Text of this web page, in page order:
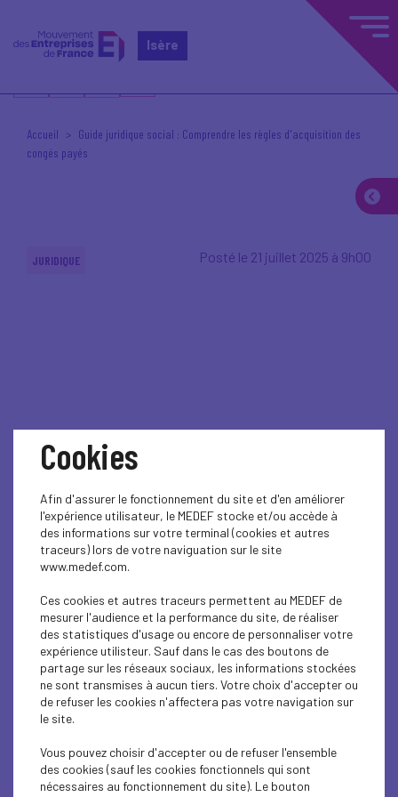
Isère
Accueil
Guide juridique social : Comprendre les règles d'acquisition des
congés payés
JURIDIQUE Posté le 21 juillet 2025 à 9h00
Guide juridique social :
Comprendre les règles
d'acquisition des
congés payés
GUIDE JURIDIQUE SOCIAL : « Un an après la réforme issue
de la loi du 22/04/2024 : Comprendre les règles
d'acquisition des congés payés. »
Cookies
Afin d'assurer le fonctionnement du site et d'en améliorer
l'expérience utilisateur, le MEDEF stocke et/ou accède à
des informations sur votre terminal (cookies et autres
traceurs) lors de votre naviguation sur le site
www.medef.com.
Ces cookies et autres traceurs permettent au MEDEF de
mesurer l'audience et la performance du site, de réaliser
des statistiques d'usage ou encore de personnaliser votre
expérience utilisteur. Sauf dans le cas des boutons de
partage sur les réseaux sociaux, les informations stockées
ne sont transmises à aucun tiers. Votre choix d'accepter ou
de refuser les cookies n'affectera pas votre navigation sur
le site.
Vous pouvez choisir d'accepter ou de refuser l'ensemble
des cookies (sauf les cookies fonctionnels qui sont
nécessaires au fonctionnement du site). Le bouton